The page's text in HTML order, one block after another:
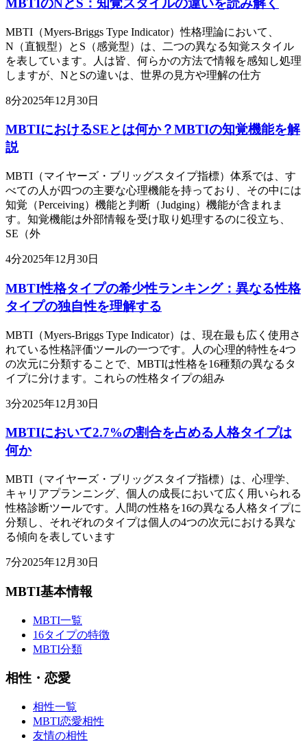
MBTIのNとS：知覚スタイルの違いを読み解く
MBTI（Myers-Briggs Type Indicator）性格理論において、
N（直観型）とS（感覚型）は、二つの異なる知覚スタイル
を表しています。人は皆、何らかの方法で情報を感知し処理
しますが、NとSの違いは、世界の見方や理解の仕方
8分2025年12月30日
MBTIにおけるSEとは何か？MBTIの知覚機能を解
説
MBTI（マイヤーズ・ブリッグスタイプ指標）体系では、す
べての人が四つの主要な心理機能を持っており、その中には
知覚（Perceiving）機能と判断（Judging）機能が含まれま
す。知覚機能は外部情報を受け取り処理するのに役立ち、
SE（外
4分2025年12月30日
MBTI性格タイプの希少性ランキング：異なる性格
タイプの独自性を理解する
MBTI（Myers-Briggs Type Indicator）は、現在最も広く使用さ
れている性格評価ツールの一つです。人の心理的特性を4つ
の次元に分類することで、MBTIは性格を16種類の異なるタ
イプに分けます。これらの性格タイプの組み
3分2025年12月30日
MBTIにおいて2.7%の割合を占める人格タイプは
何か
MBTI（マイヤーズ・ブリッグスタイプ指標）は、心理学、
キャリアプランニング、個人の成長において広く用いられる
性格診断ツールです。人間の性格を16の異なる人格タイプに
分類し、それぞれのタイプは個人の4つの次元における異な
る傾向を表しています
7分2025年12月30日
MBTI基本情報
MBTI一覧
16タイプの特徴
MBTI分類
相性・恋愛
相性一覧
MBTI恋愛相性
友情の相性